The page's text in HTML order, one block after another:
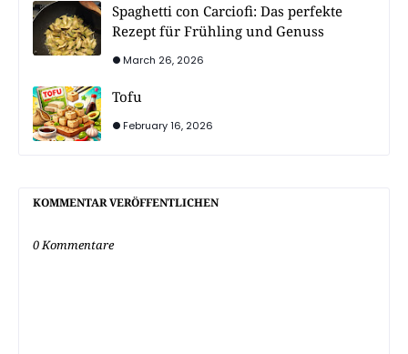
Spaghetti con Carciofi: Das perfekte
Rezept für Frühling und Genuss
March 26, 2026
Tofu
February 16, 2026
KOMMENTAR VERÖFFENTLICHEN
0 Kommentare